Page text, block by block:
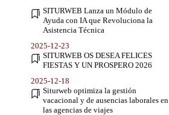
SITURWEB Lanza un Módulo de
Ayuda con IA que Revoluciona la
Asistencia Técnica
2025-12-23
SITURWEB OS DESEA FELICES
FIESTAS Y UN PROSPERO 2026
2025-12-18
Siturweb optimiza la gestión
vacacional y de ausencias laborales en
las agencias de viajes